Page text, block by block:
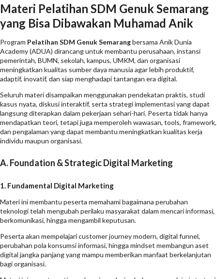
Materi Pelatihan SDM Genuk Semarang
yang Bisa Dibawakan Muhamad Anik
Program Pelatihan SDM Genuk Semarangbersama Anik Dunia
Academy (ADUA) dirancang untuk membantu perusahaan, instansi
pemerintah, BUMN, sekolah, kampus, UMKM, dan organisasi
meningkatkan kualitas sumber daya manusia agar lebih produktif,
adaptif, inovatif, dan siap menghadapi tantangan era digital.
Seluruh materi disampaikan menggunakan pendekatan praktis, studi
kasus nyata, diskusi interaktif, serta strategi implementasi yang dapat
langsung diterapkan dalam pekerjaan sehari-hari. Peserta tidak hanya
mendapatkan teori, tetapi juga memperoleh wawasan, tools, framework,
dan pengalaman yang dapat membantu meningkatkan kualitas kerja
individu maupun organisasi.
A. Foundation & Strategic Digital Marketing
1. Fundamental Digital Marketing
Materi ini membantu peserta memahami bagaimana perubahan
teknologi telah mengubah perilaku masyarakat dalam mencari informasi,
berkomunikasi, hingga mengambil keputusan.
Peserta akan mempelajari customer journey modern, digital funnel,
perubahan pola konsumsi informasi, hingga mindset membangun aset
digital jangka panjang yang mampu memberikan manfaat berkelanjutan
bagi organisasi.